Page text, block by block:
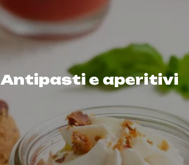
Antipasti e aperitivi